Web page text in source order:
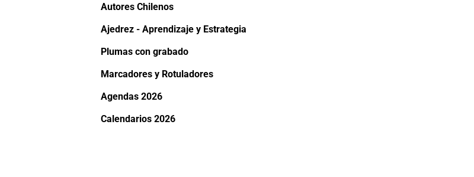
Autores Chilenos
Ajedrez - Aprendizaje y Estrategia
Plumas con grabado
Marcadores y Rotuladores
Agendas 2026
Calendarios 2026